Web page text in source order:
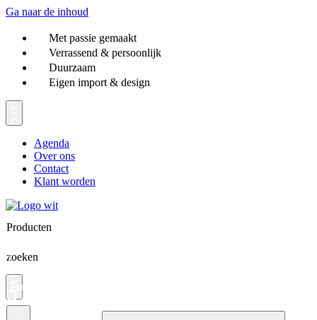
Ga naar de inhoud
Met passie gemaakt
Verrassend & persoonlijk
Duurzaam
Eigen import & design
Agenda
Over ons
Contact
Klant worden
Producten
zoeken